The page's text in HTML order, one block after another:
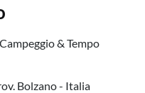
& Tempo
Bolzano - Italia